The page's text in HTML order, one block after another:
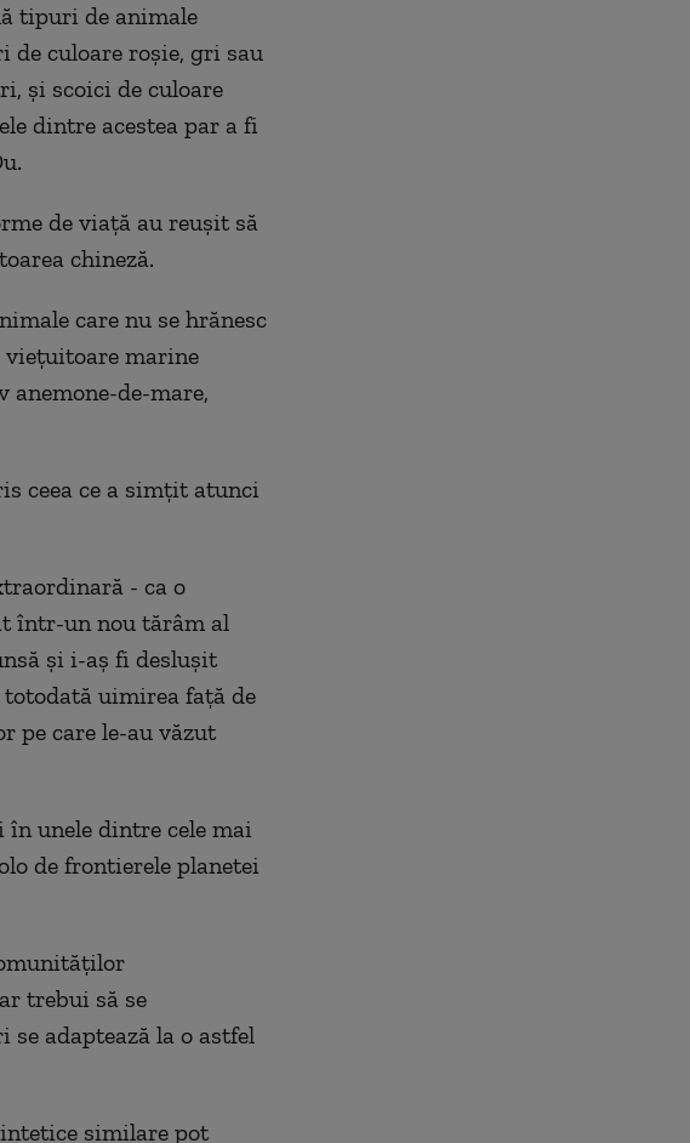
tipuri de animale
de culoare roşie, gri sau
şi scoici de culoare
dintre acestea par a fi
de viaţă au reuşit să
chineză.
care nu se hrănesc
vieţuitoare marine
de-mare,
ceea ce a simţit atunci
- ca o
într-un nou tărâm al
şi i-aş fi desluşit
uimirea faţă de
pe care le-au văzut
unele dintre cele mai
de frontierele planetei
trebui să se
se adaptează la o astfel
similare pot